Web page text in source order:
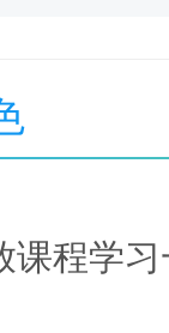
程学习